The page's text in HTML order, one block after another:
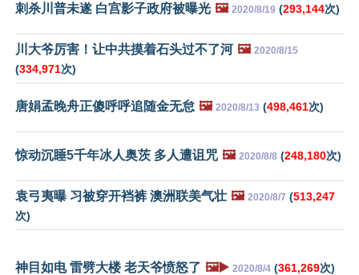
刺杀川普未遂 白宫影子政府被曝光 🖼️ 2020/8/19 (293,144次)
川大爷厉害！让中共摸着石头过不了河 🖼️ 2020/8/15
(334,971次)
唐娟孟晚舟正傻呼呼追随金无怠 🖼️ 2020/8/13 (498,461次)
惊动沉睡5千年冰人奥茨 多人遭诅咒 🖼️ 2020/8/8 (248,180次)
袁弓夷曝 习被穿开裆裤 澳洲联美气壮 🖼️ 2020/8/7 (513,247
次)
神目如电 雷劈大楼 老天爷愤怒了 🖼️▶️ 2020/8/4 (361,269次)